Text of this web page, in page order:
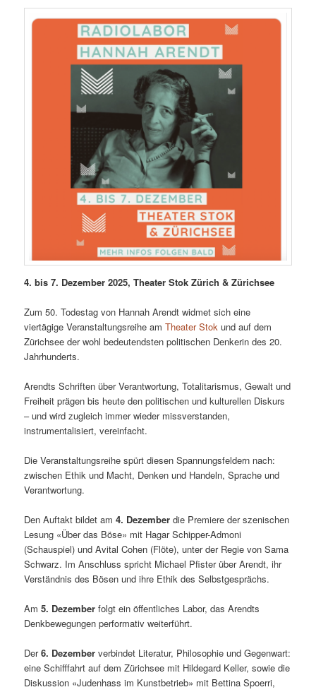
4. bis 7. Dezember 2025, Theater Stok Zürich & Zürichsee
Zum 50. Todestag von Hannah Arendt widmet sich eine
viertägige Veranstaltungsreihe amTheater Stok und auf dem
Zürichsee der wohl bedeutendsten politischen Denkerin des 20.
Jahrhunderts.
Arendts Schriften über Verantwortung, Totalitarismus, Gewalt und
Freiheit prägen bis heute den politischen und kulturellen Diskurs
– und wird zugleich immer wieder missverstanden,
instrumentalisiert, vereinfacht.
Die Veranstaltungsreihe spürt diesen Spannungsfeldern nach:
zwischen Ethik und Macht, Denken und Handeln, Sprache und
Verantwortung.
Den Auftakt bildet am4. Dezember die Premiere der szenischen
Lesung «Über das Böse» mit Hagar Schipper-Admoni
(Schauspiel) und Avital Cohen (Flöte), unter der Regie von Sama
Schwarz. Im Anschluss spricht Michael Pfister über Arendt, ihr
Verständnis des Bösen und ihre Ethik des Selbstgesprächs.
Am5. Dezember folgt ein öffentliches Labor, das Arendts
Denkbewegungen performativ weiterführt.
Der6. Dezember verbindet Literatur, Philosophie und Gegenwart:
eine Schifffahrt auf dem Zürichsee mit Hildegard Keller, sowie die
Diskussion «Judenhass im Kunstbetrieb» mit Bettina Spoerri,